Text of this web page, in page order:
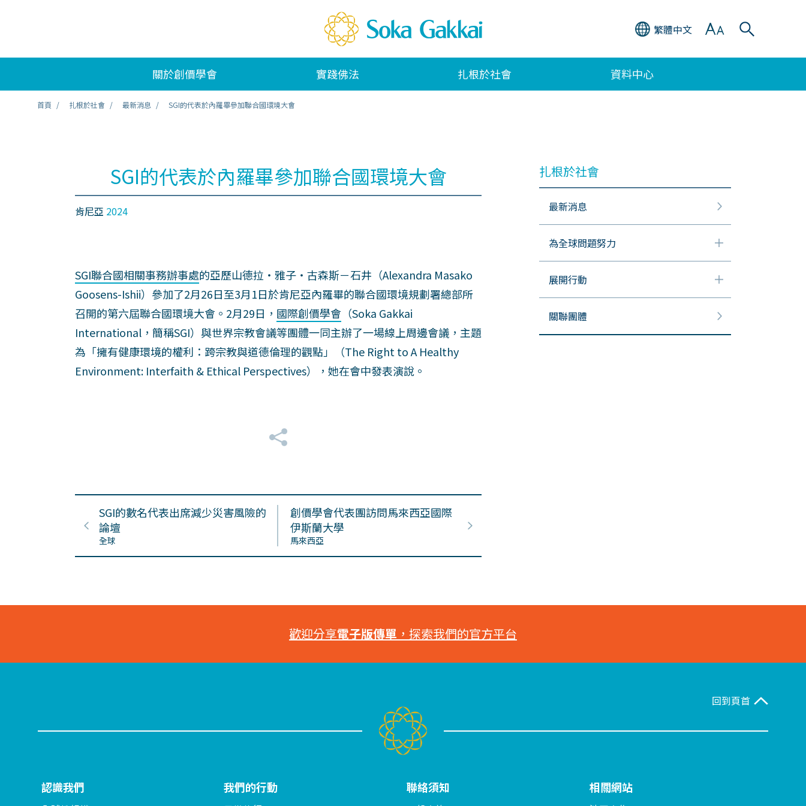
繁體中文
關於創價學會 實踐佛法 扎根於社會 資料中心
首頁 扎根於社會 最新消息 SGI的代表於內羅畢參加聯合國環境大會
SGI的代表於內羅畢參加聯合國環境大會
肯尼亞 2024
SGI聯合國相關事務辦事處的亞歷山德拉・雅子・古森斯－石井（Alexandra Masako
Goosens-Ishii）參加了2月26日至3月1日於肯尼亞內羅畢的聯合國環境規劃署總部所
召開的第六屆聯合國環境大會。2月29日， 國際創價學會 （Soka Gakkai
International，簡稱SGI）與世界宗教會議等團體一同主辦了一場線上周邊會議，主題
為「擁有健康環境的權利：跨宗教與道德倫理的觀點」（The Right to A Healthy
Environment: Interfaith & Ethical Perspectives），她在會中發表演說。
SGI的數名代表出席減少災害風險的
論壇
全球
創價學會代表團訪問馬來西亞國際
伊斯蘭大學
馬來西亞
扎根於社會
最新消息
為全球問題努力
展開行動
關聯團體
歡迎分享電子版傳單 ，探索我們的官方平台
回到頁首
認識我們 我們的行動 聯絡須知 相關網站